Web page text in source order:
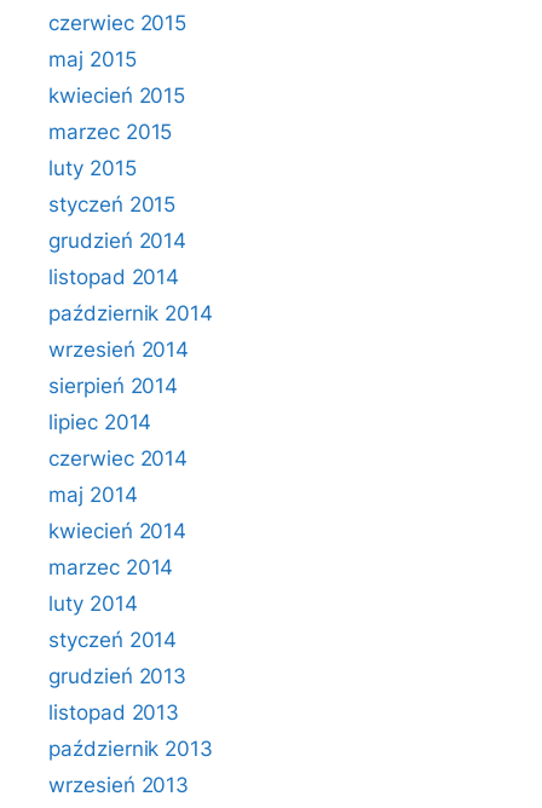
czerwiec 2015
maj 2015
kwiecień 2015
marzec 2015
luty 2015
styczeń 2015
grudzień 2014
listopad 2014
październik 2014
wrzesień 2014
sierpień 2014
lipiec 2014
czerwiec 2014
maj 2014
kwiecień 2014
marzec 2014
luty 2014
styczeń 2014
grudzień 2013
listopad 2013
październik 2013
wrzesień 2013